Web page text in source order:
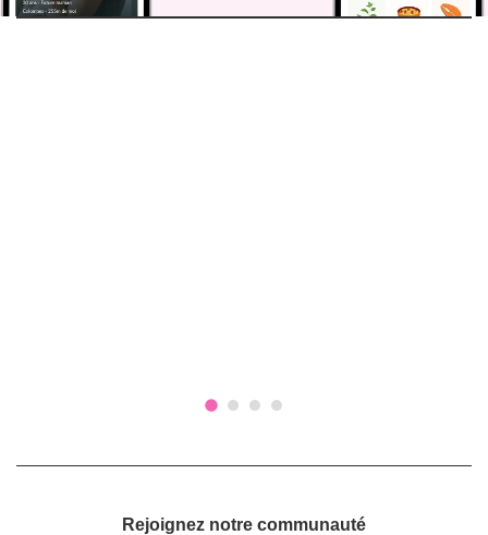
Rejoignez notre communauté